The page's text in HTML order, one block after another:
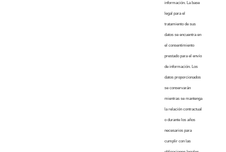
información. La base
legal para el
tratamiento de sus
datos se encuentra en
el consentimiento
prestado para el envío
de información. Los
datos proporcionados
se conservarán
mientras se mantenga
la relación contractual
o durante los años
necesarios para
cumplir con las